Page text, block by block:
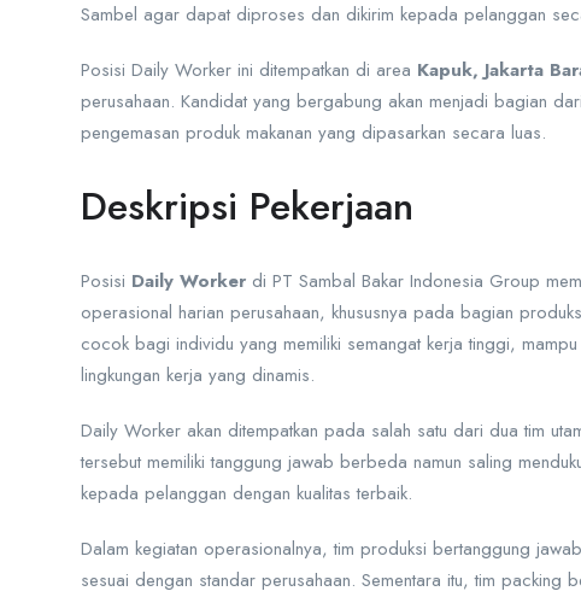
Sambel agar dapat diproses dan dikirim kepada pelanggan
Posisi Daily Worker ini ditempatkan di area Kapuk, Jakarta
perusahaan. Kandidat yang bergabung akan menjadi bagian
pengemasan produk makanan yang dipasarkan secara luas.
Deskripsi Pekerjaan
Posisi Daily Worker di PT Sambal Bakar Indonesia Group
operasional harian perusahaan, khususnya pada bagian
cocok bagi individu yang memiliki semangat kerja tinggi,
lingkungan kerja yang dinamis.
Daily Worker akan ditempatkan pada salah satu dari dua tim
tersebut memiliki tanggung jawab berbeda namun saling
kepada pelanggan dengan kualitas terbaik.
Dalam kegiatan operasionalnya, tim produksi bertanggung
sesuai dengan standar perusahaan. Sementara itu, tim